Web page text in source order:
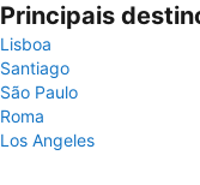
Principais
Lisboa
Santiago
São Paulo
Roma
Los Angeles